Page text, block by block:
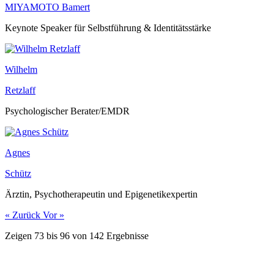
MIYAMOTO Bamert
Keynote Speaker für Selbstführung & Identitätsstärke
Wilhelm
Retzlaff
Psychologischer Berater/EMDR
Agnes
Schütz
Ärztin, Psychotherapeutin und Epigenetikexpertin
« Zurück Vor »
Zeigen 73 bis 96 von 142 Ergebnisse